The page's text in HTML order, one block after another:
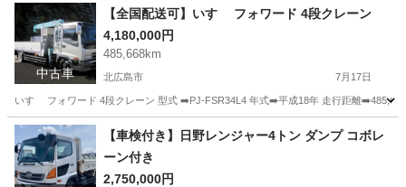
北海道 北広島市 その他
中古車
【全国配送可】いすゞ フォワード 4段クレーン
4,180,000円
485,668km
北広島市 7月17日
いすゞ フォワード 4段クレーン 型式 ➡️PJ-FSR34L4 年式➡️平成18年 走行距離
北海道 北広島市 その他 クレーン
【車検付き】日野レンジャー4トン ダンプ コボレ
ーン付き
2,750,000円